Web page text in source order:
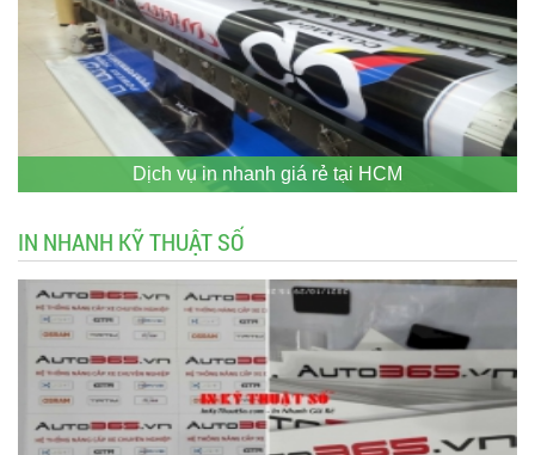
Dịch vụ in nhanh giá rẻ tại HCM
IN NHANH KỸ THUẬT SỐ